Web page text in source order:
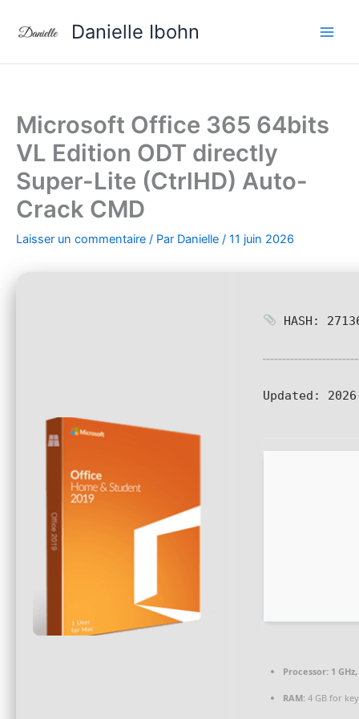
Danielle Ibohn
Microsoft Office 365 64bits
VL Edition ODT directly
Super-Lite (CtrlHD) Auto-
Crack CMD
Laisser un commentaire / Par Danielle / 11 juin 2026
HASH:
Updated:
Processor: 1
RAM: 4 GB for